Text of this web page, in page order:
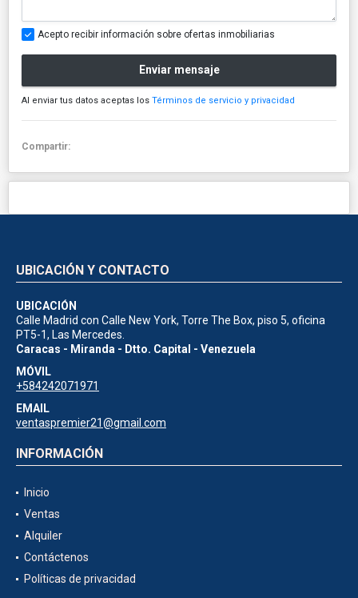
Acepto recibir información sobre ofertas inmobiliarias
Enviar mensaje
Al enviar tus datos aceptas los Términos de servicio y privacidad
Compartir:
UBICACIÓN Y CONTACTO
UBICACIÓN
Calle Madrid con Calle New York, Torre The Box, piso 5, oficina
PT5-1, Las Mercedes.
Caracas - Miranda - Dtto. Capital - Venezuela
MÓVIL
+584242071971
EMAIL
ventaspremier21@gmail.com
INFORMACIÓN
Inicio
Ventas
Alquiler
Contáctenos
Políticas de privacidad